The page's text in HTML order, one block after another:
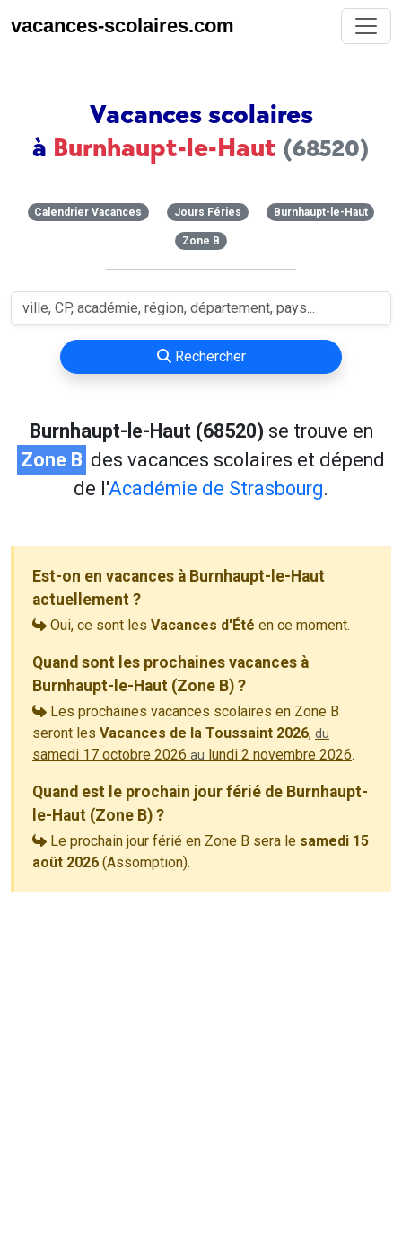
vacances-scolaires.com
Vacances scolaires
à Burnhaupt-le-Haut (68520)
Calendrier Vacances Jours Féries Burnhaupt-le-Haut
Zone B
Rechercher
Burnhaupt-le-Haut (68520) se trouve en
Zone B des vacances scolaires et dépend
de l'Académie de Strasbourg.
Est-on en vacances à Burnhaupt-le-Haut
actuellement ?
Oui, ce sont les Vacances d'Été en ce moment.
Quand sont les prochaines vacances à
Burnhaupt-le-Haut (Zone B) ?
Les prochaines vacances scolaires en Zone B
seront les Vacances de la Toussaint 2026, du
samedi 17 octobre 2026 au lundi 2 novembre 2026.
Quand est le prochain jour férié de Burnhaupt-
le-Haut (Zone B) ?
Le prochain jour férié en Zone B sera le samedi 15
août 2026 (Assomption).